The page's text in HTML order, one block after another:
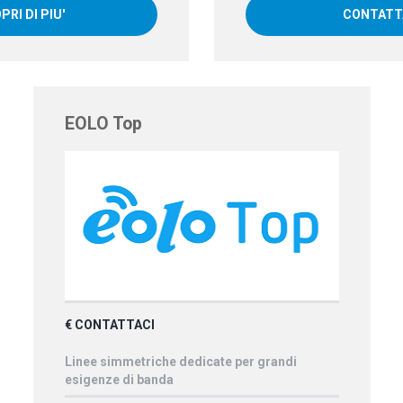
DI PIU'
EOLO Top
€ CONTATTACI
Linee simmetriche dedicate per grandi
esigenze di banda